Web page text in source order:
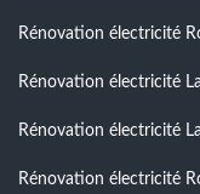
Rénovation électricité
Rénovation électricité
Rénovation électricité
Rénovation électricité